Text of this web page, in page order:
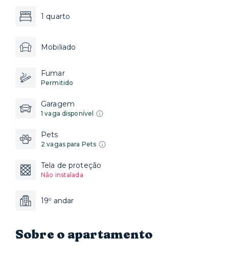
1 quarto
Mobiliado
Fumar
Permitido
Garagem
1 vaga disponível
Pets
2 vagas para Pets
Tela de proteção
Não instalada
19º andar
Sobre o apartamento